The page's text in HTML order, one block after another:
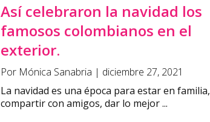
Así celebraron la navidad los
famosos colombianos en el
exterior.
Por Mónica Sanabria | diciembre 27, 2021
La navidad es una época para estar en familia,
compartir con amigos, dar lo mejor ...